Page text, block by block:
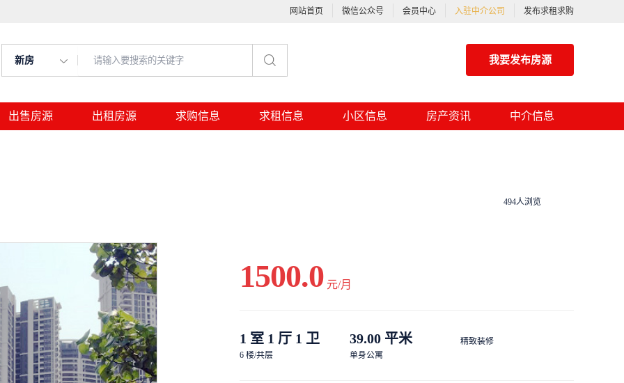
网站首页 微信公众号 会员中心 入驻中介公司 发布求租求购
新房 我要发布房源
出售房源 出租房源 求购信息 求租信息 小区信息 房产资讯 中介信息
494人浏览
1500.0 元/月
1 室 1 厅 1 卫
6 楼/共层
39.00 平米
单身公寓
精致装修